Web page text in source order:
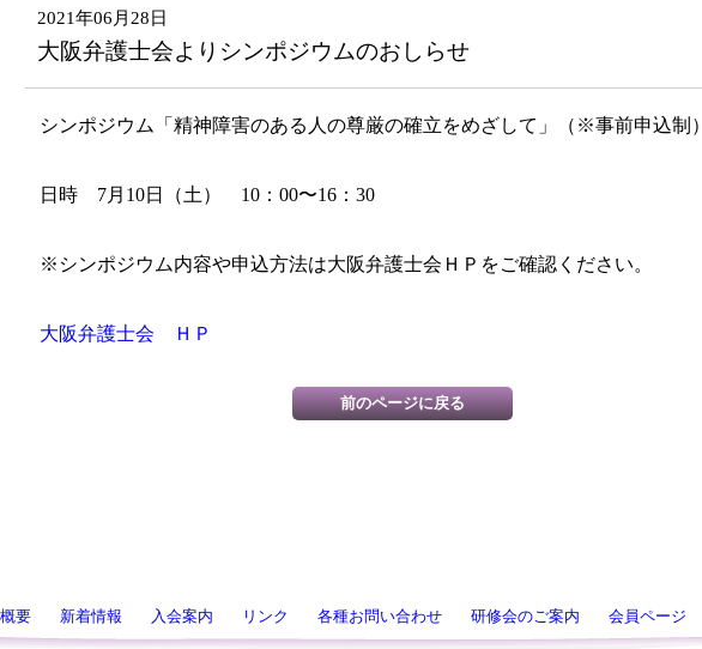
2021年06月28日
大阪弁護士会よりシンポジウムのおしらせ
シンポジウム「精神障害のある人の尊厳の確立をめざして」（※事前申込制）
日時 7月10日（土） 10：00〜16：30
※シンポジウム内容や申込方法は大阪弁護士会ＨＰをご確認ください。
大阪弁護士会 ＨＰ
要 新着情報 入会案内 リンク 各種お問い合わせ 研修会のご案内 会員ページ